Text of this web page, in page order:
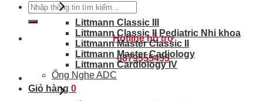
Tìm
kiếm:
Hotline hỗ trợ
0879555455
Giỏ hàng 0
Littmann Classic III
Littmann Classic II Pediatric Nhi khoa
Littmann Master Classic II
Littmann Master Cadiology
Littmann Cardiology IV
Ống Nghe ADC